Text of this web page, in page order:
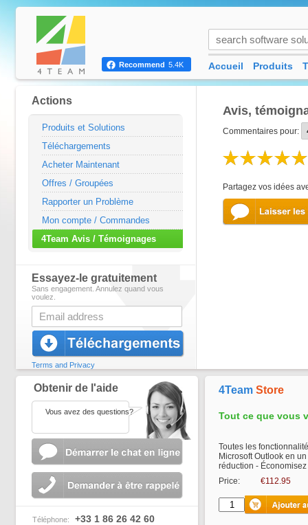
Avis,
Commentaires pour:
Partagez vos idées
Actions
Produits et Solutions
Téléchargements
Acheter Maintenant
Offres / Groupées
Rapporter un Problème
Mon compte / Commandes
4Team Avis / Témoignages
Essayez-le gratuitement
Sans engagement. Annulez quand vous
voulez.
Terms and Privacy
Recommend 5.4K Accueil Produits
Obtenir de l'aide
Vous avez des questions?
Téléphone: +33 1 86 26 42 60
4Team Store
Tout ce que vous
Toutes les
Microsoft Outlook en
réduction -
Price:
€112.95